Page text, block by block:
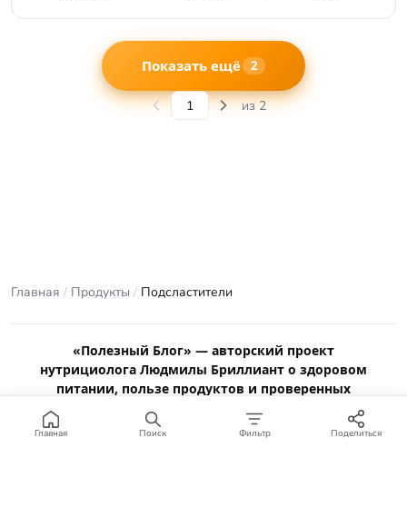
Показать ещё 2
из 2
Главная / Продукты / Подсластители
«Полезный Блог» — авторский проект
нутрициолога Людмилы Бриллиант о здоровом
питании, пользе продуктов и проверенных
Материалы сайта носят ознакомительный характер и не
Главная Поиск Фильтр Поделиться